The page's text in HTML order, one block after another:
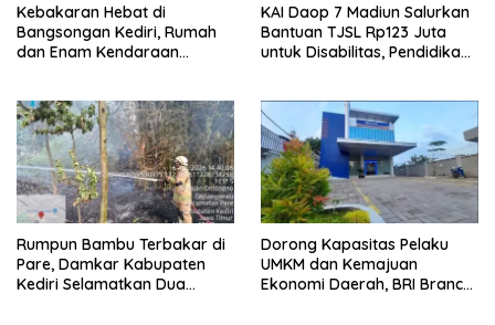
Kebakaran Hebat di
Bangsongan Kediri, Rumah
dan Enam Kendaraan
KAI Daop 7 Madiun Salurkan
Bantuan TJSL Rp123 Juta
untuk Disabilitas, Pendidikan,
Rumpun Bambu Terbakar di
Pare, Damkar Kabupaten
Kediri Selamatkan Dua
Dorong Kapasitas Pelaku
UMKM dan Kemajuan
Ekonomi Daerah, BRI Branch